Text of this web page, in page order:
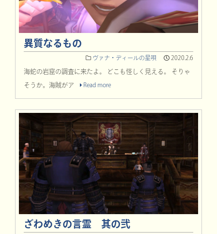
異質なるもの
ヴァナ・ディールの星唄 2020.2.6
海蛇の岩窟の調査に来たよ。 どこも怪しく見える。 そりゃ
そうか。海賊がア Read more
ざわめきの言霊 其の弐